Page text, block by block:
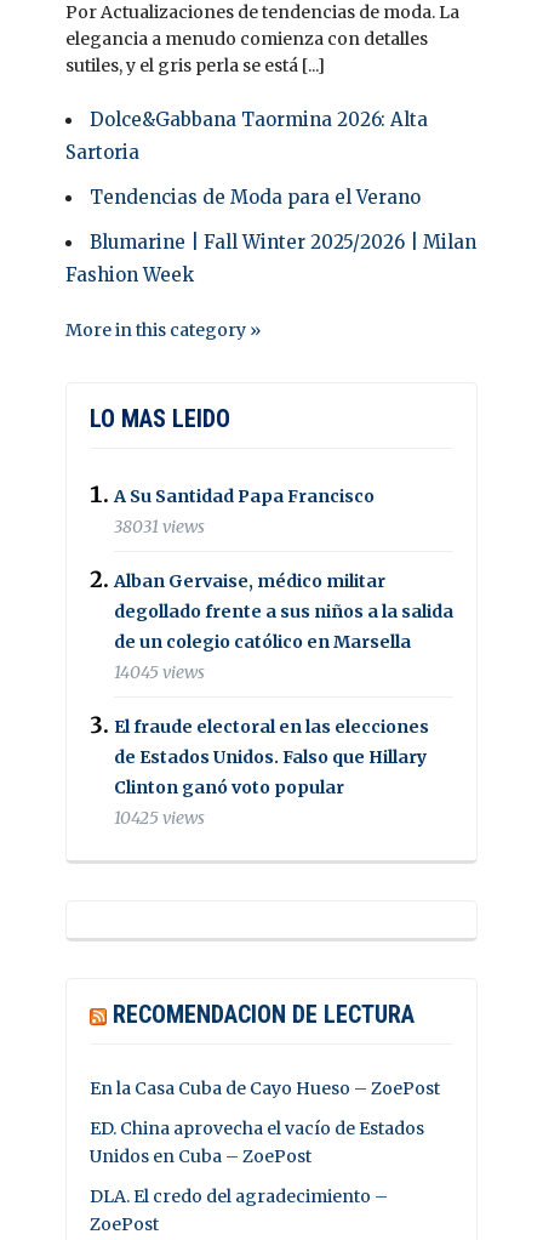
Por Actualizaciones de tendencias de moda. La
elegancia a menudo comienza con detalles
sutiles, y el gris perla se está [...]
Dolce&Gabbana Taormina 2026: Alta
Sartoria
Tendencias de Moda para el Verano
Blumarine | Fall Winter 2025/2026 | Milan
Fashion Week
More in this category »
LO MAS LEIDO
A Su Santidad Papa Francisco
38031 views
Alban Gervaise, médico militar
degollado frente a sus niños a la salida
de un colegio católico en Marsella
14045 views
El fraude electoral en las elecciones
de Estados Unidos. Falso que Hillary
Clinton ganó voto popular
10425 views
RECOMENDACION DE LECTURA
En la Casa Cuba de Cayo Hueso – ZoePost
ED. China aprovecha el vacío de Estados
Unidos en Cuba – ZoePost
DLA. El credo del agradecimiento –
ZoePost